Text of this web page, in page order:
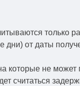
только
дни) от даты
которые не может
считаться